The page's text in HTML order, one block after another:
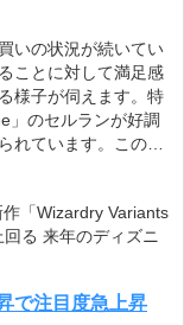
いの状況が続いてい
ことに対して満足感
様子が伺えます。特
」のセルランが好調
れています。この…
「Wizardry Variants
る 来年のディズニ
で注目度急上昇